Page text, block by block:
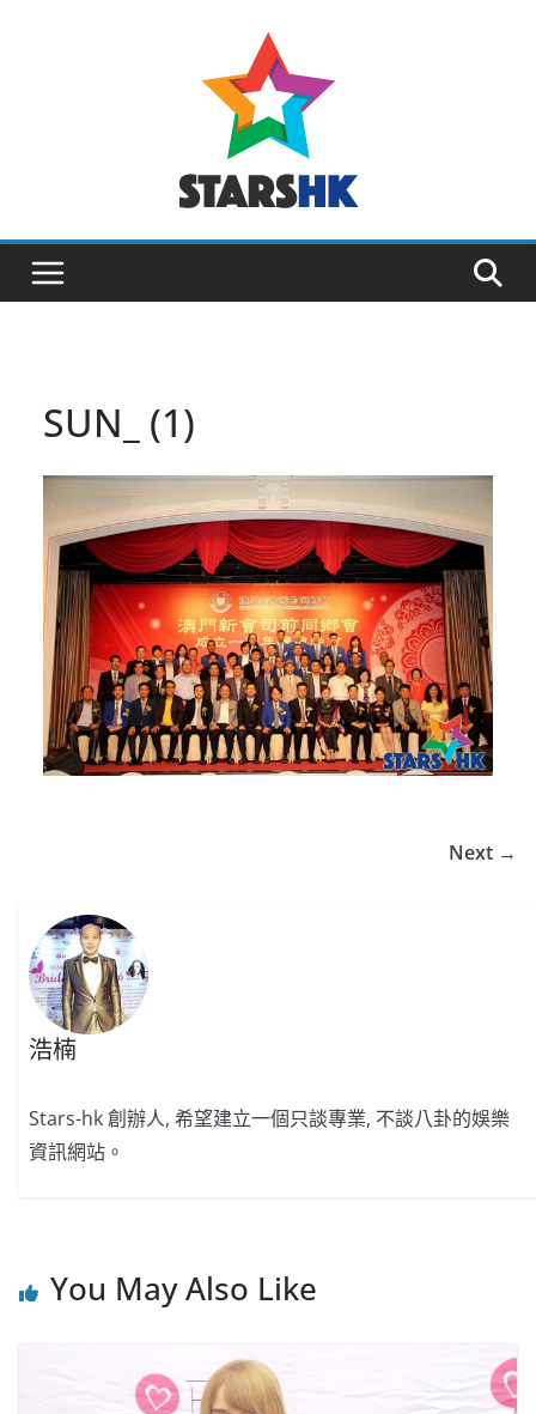
SUN_ (1)
Next →
浩楠
Stars-hk 創辦人, 希望建立一個只談專業, 不談八卦的娛樂
資訊網站。
You May Also Like